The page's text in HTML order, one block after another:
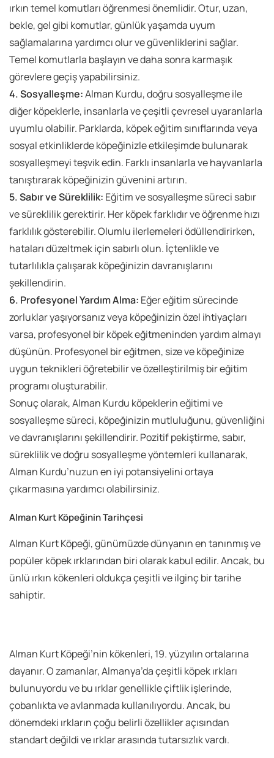
ırkın temel komutları öğrenmesi önemlidir. Otur, uzan,
bekle, gel gibi komutlar, günlük yaşamda uyum
sağlamalarına yardımcı olur ve güvenliklerini sağlar.
Temel komutlarla başlayın ve daha sonra karmaşık
görevlere geçiş yapabilirsiniz.
4. Sosyalleşme:Alman Kurdu, doğru sosyalleşme ile
diğer köpeklerle, insanlarla ve çeşitli çevresel uyaranlarla
uyumlu olabilir. Parklarda, köpek eğitim sınıflarında veya
sosyal etkinliklerde köpeğinizle etkileşimde bulunarak
sosyalleşmeyi teşvik edin. Farklı insanlarla ve hayvanlarla
tanıştırarak köpeğinizin güvenini artırın.
5. Sabır ve Süreklilik: Eğitim ve sosyalleşme süreci sabır
ve süreklilik gerektirir. Her köpek farklıdır ve öğrenme hızı
farklılık gösterebilir. Olumlu ilerlemeleri ödüllendirirken,
hataları düzeltmek için sabırlı olun. İçtenlikle ve
tutarlılıkla çalışarak köpeğinizin davranışlarını
şekillendirin.
6. Profesyonel Yardım Alma: Eğer eğitim sürecinde
zorluklar yaşıyorsanız veya köpeğinizin özel ihtiyaçları
varsa, profesyonel bir köpek eğitmeninden yardım almayı
düşünün. Profesyonel bir eğitmen, size ve köpeğinize
uygun teknikleri öğretebilir ve özelleştirilmiş bir eğitim
programı oluşturabilir.
Sonuç olarak, Alman Kurdu köpeklerin eğitimi ve
sosyalleşme süreci, köpeğinizin mutluluğunu, güvenliğini
ve davranışlarını şekillendirir. Pozitif pekiştirme, sabır,
süreklilik ve doğru sosyalleşme yöntemleri kullanarak,
Alman Kurdu’nuzun en iyi potansiyelini ortaya
çıkarmasına yardımcı olabilirsiniz.
Alman Kurt Köpeğinin Tarihçesi
Alman Kurt Köpeği, günümüzde dünyanın en tanınmış ve
popüler köpek ırklarından biri olarak kabul edilir. Ancak, bu
ünlü ırkın kökenleri oldukça çeşitli ve ilginç bir tarihe
sahiptir.
Alman Kurt Köpeği’nin kökenleri, 19. yüzyılın ortalarına
dayanır. O zamanlar, Almanya’da çeşitli köpek ırkları
bulunuyordu ve bu ırklar genellikle çiftlik işlerinde,
çobanlıkta ve avlanmada kullanılıyordu. Ancak, bu
dönemdeki ırkların çoğu belirli özellikler açısından
standart değildi ve ırklar arasında tutarsızlık vardı.